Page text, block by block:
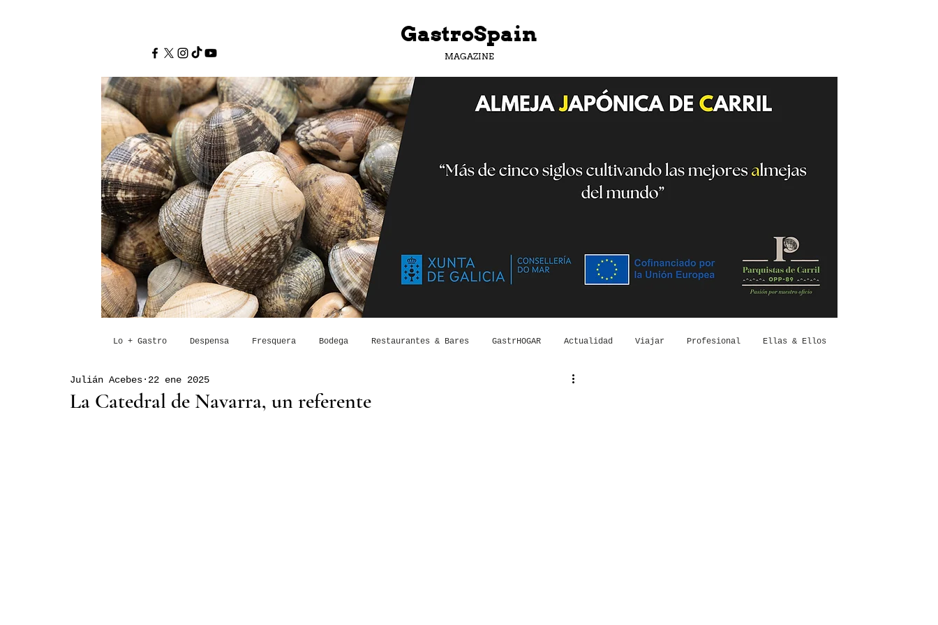
GastroSpain
MAGAZINE
Lo + Gastro Despensa Fresquera Bodega Restaurantes & Bares GastrHOGAR Actualidad Viajar Profesional Ellas & Ellos
La Catedral de Navarra, un referente
Julián Acebes 22 ene 2025